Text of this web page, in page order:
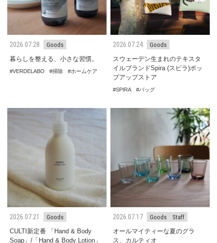
2026.07.28
Goods
暮らしを整える、小さな習慣。
VERDELABO 掃除 ホームケア
2026.07.24
Goods
スウェーデン生まれのテキスタ
イルブランドSpira (スピラ)ポッ
プアップストア
SPIRA バッグ
2026.07.21
Goods
CULTI新定番 「Hand & Body
Soap」/「Hand & Body Lotion」
2026.07.17 Goods
Staff
オールマイティーな夏のグラ
ス、カルティオ